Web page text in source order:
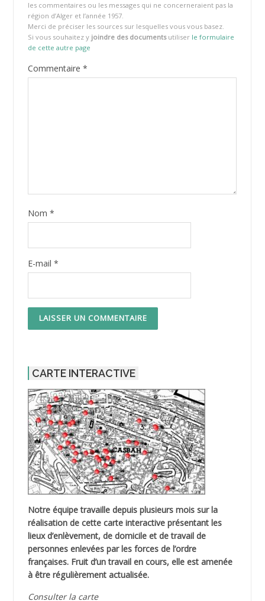
les commentaires ou les messages qui ne concerneraient pas la
région d’Alger et l’année 1957.
Merci de préciser les sources sur lesquelles vous vous basez.
Si vous souhaitez y joindre des documentsutiliser le formulaire
de cette autre page
Commentaire *
Nom *
E-mail *
CARTE INTERACTIVE
Notre équipe travaille depuis plusieurs mois sur la
réalisation de cette carte interactive présentant les
lieux d’enlèvement, de domicile et de travail de
personnes enlevées par les forces de l’ordre
françaises. Fruit d’un travail en cours, elle est amenée
à être régulièrement actualisée.
Consulter la carte